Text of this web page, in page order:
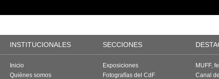
INSTITUCIONALES SECCIONES
Inicio
Quiénes somos
Exposiciones
Fotografías del CdF
MUFF,
Canal